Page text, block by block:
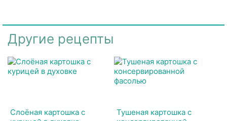
Другие рецепты
Слоёная картошка с
Тушеная картошка с